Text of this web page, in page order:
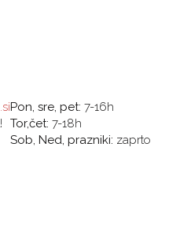
Pon, sre, pet: 7-16h
Tor,čet: 7-18h
Sob, Ned, prazniki: zaprto